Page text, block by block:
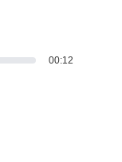
00:12